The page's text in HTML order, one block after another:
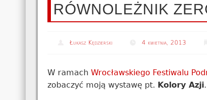
RÓWNOLEŻNIK
Łukasz Kędzierski 4 kwietnia, 2013
W ramach Wrocławskiego Festiwalu
zobaczyć moją wystawę pt. Kolory Azji